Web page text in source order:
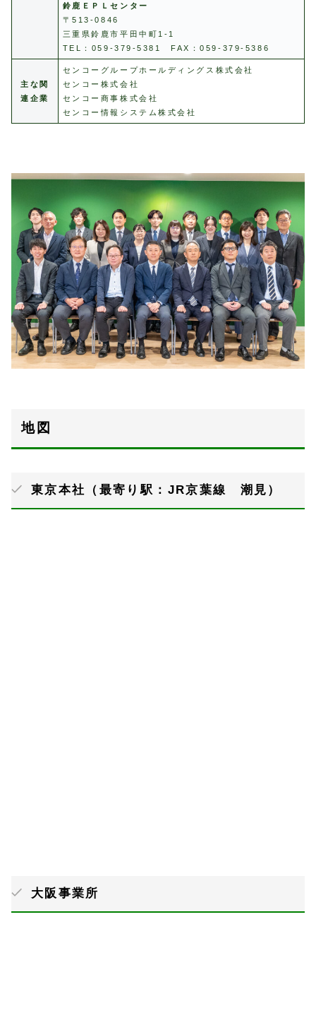
鈴鹿ＥＰＬセンター
〒513-0846
三重県鈴鹿市平田中町1-1
TEL：059-379-5381 FAX：059-379-5386
主な関
連企業
センコーグループホールディングス株式会社
センコー株式会社
センコー商事株式会社
センコー情報システム株式会社
地図
東京本社（最寄り駅：JR京葉線 潮見）
大阪事業所